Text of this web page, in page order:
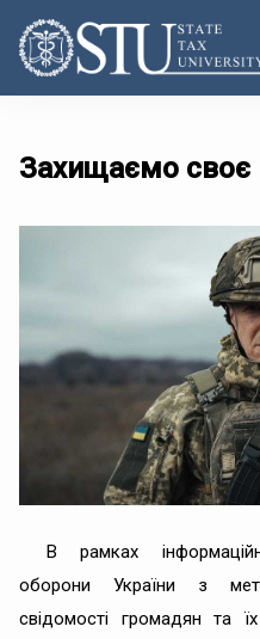
Захищаємо своє
В рамках
оборони України з
свідомості громадян та